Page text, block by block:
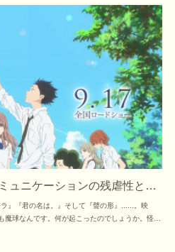
ュニケーションの残虐性と…
』『君の名は。』そして『聲の形』......。映
魔球なんです。何が起こったのでしょうか。怪…